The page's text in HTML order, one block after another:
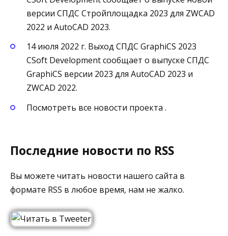
версии СПДС Стройплощадка 2023 для ZWCAD
2022 и AutoCAD 2023.
14 июля 2022 г. Выход СПДС GraphiCS 2023
CSoft Development сообщает о выпуске СПДС
GraphiCS версии 2023 для AutoCAD 2023 и
ZWCAD 2022.
Посмотреть все новости проекта .
Последние новости по RSS
Вы можете читать новости нашего сайта в
формате RSS в любое время, нам не жалко.